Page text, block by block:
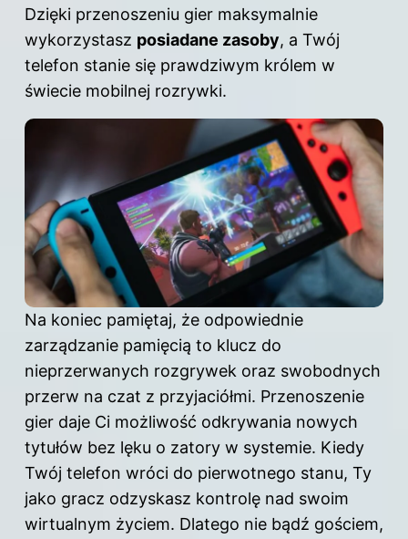
Dzięki przenoszeniu gier maksymalnie
wykorzystasz posiadane zasoby, a Twój
telefon stanie się prawdziwym królem w
świecie mobilnej rozrywki.
Na koniec pamiętaj, że odpowiednie
zarządzanie pamięcią to klucz do
nieprzerwanych rozgrywek oraz swobodnych
przerw na czat z przyjaciółmi. Przenoszenie
gier daje Ci możliwość odkrywania nowych
tytułów bez lęku o zatory w systemie. Kiedy
Twój telefon wróci do pierwotnego stanu, Ty
jako gracz odzyskasz kontrolę nad swoim
wirtualnym życiem. Dlatego nie bądź gościem,